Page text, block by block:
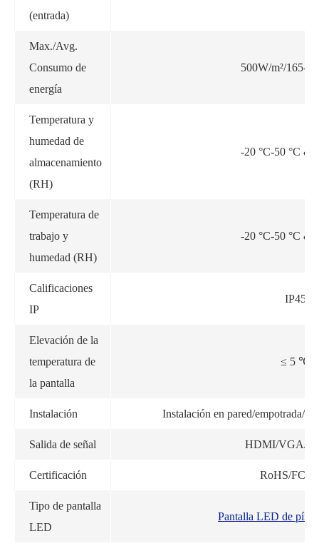
(entrada)
Max./Avg.
Consumo de
energía
500W/m²/165-
Temperatura y
humedad de
almacenamiento
(RH)
-20 °C-50 °C &
Temperatura de
trabajo y
humedad (RH)
-20 °C-50 °C &
Calificaciones
IP
IP45
Elevación de la
temperatura de
la pantalla
≤ 5 ℃
Instalación Instalación en pared/empotrada/
Salida de señal HDMI/VGA/
Certificación RoHS/FCC/
Tipo de pantalla
LED
Pantalla LED de